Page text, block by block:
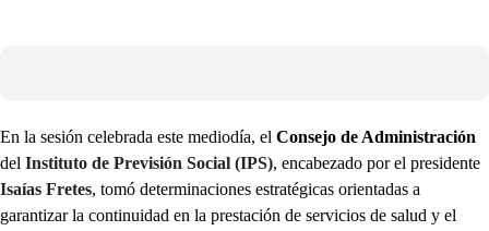
En la sesión celebrada este mediodía, el Consejo de Administración
del Instituto de Previsión Social (IPS), encabezado por el presidente
Isaías Fretes, tomó determinaciones estratégicas orientadas a
garantizar la continuidad en la prestación de servicios de salud y el